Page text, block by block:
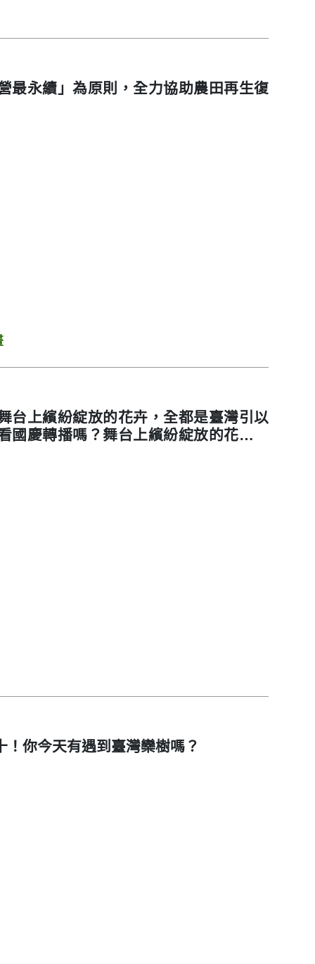
最永續」為原則，全力協助農田再生復
台上繽紛綻放的花卉，全都是臺灣引以
國慶轉播嗎？舞台上繽紛綻放的花卉，
！你今天有遇到臺灣欒樹嗎？